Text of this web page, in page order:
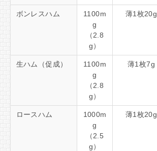
ボンレスハム
1100m
g
（2.8
g）
薄1枚20g
生ハム（促成）
1100m
g
（2.8
g）
薄1枚7g
ロースハム
1000m
g
（2.5
g）
薄1枚20g